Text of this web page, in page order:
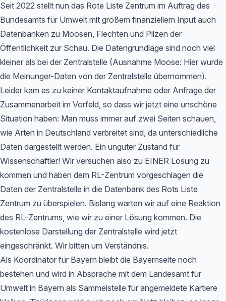
Seit 2022 stellt nun das Rote Liste Zentrum im Auftrag des
Bundesamts für Umwelt mit großem finanziellem Input auch
Datenbanken zu Moosen, Flechten und Pilzen der
Öffentlichkeit zur Schau. Die Datengrundlage sind noch viel
kleiner als bei der Zentralstelle (Ausnahme Moose: Hier wurde
die Meinunger-Daten von der Zentralstelle übernommen).
Leider kam es zu keiner Kontaktaufnahme oder Anfrage der
Zusammenarbeit im Vorfeld, so dass wir jetzt eine unschöne
Situation haben: Man muss immer auf zwei Seiten schauen,
wie Arten in Deutschland verbreitet sind, da unterschiedliche
Daten dargestellt werden. Ein unguter Zustand für
Wissenschaftler! Wir versuchen also zu EINER Lösung zu
kommen und haben dem RL-Zentrum vorgeschlagen die
Daten der Zentralstelle in die Datenbank des Rots Liste
Zentrum zu überspielen. Bislang warten wir auf eine Reaktion
des RL-Zentrums, wie wir zu einer Lösung kommen. Die
kostenlose Darstellung der Zentralstelle wird jetzt
eingeschränkt. Wir bitten um Verständnis.
Als Koordinator für Bayern bleibt die Bayernseite noch
bestehen und wird in Absprache mit dem Landesamt für
Umwelt in Bayern als Sammelstelle für angemeldete Kartiere